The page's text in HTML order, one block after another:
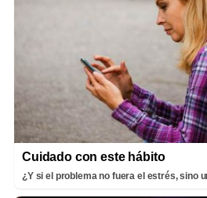
Cuidado con este hábito
¿Y si el problema no fuera el estrés, sino